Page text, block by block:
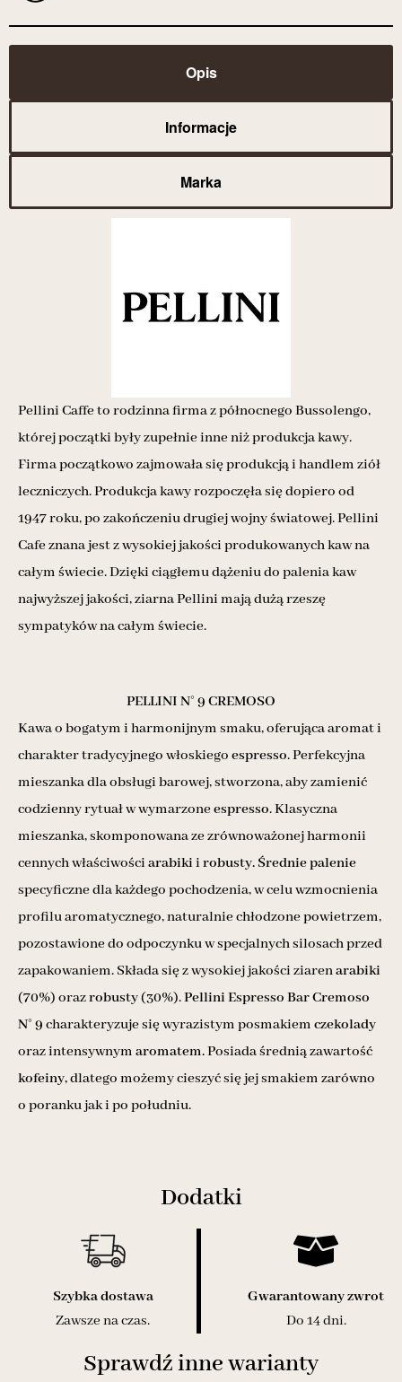
Opis
Informacje
Marka
Pellini Caffe to rodzinna firma z północnego Bussolengo,
której początki były zupełnie inne niż produkcja kawy.
Firma początkowo zajmowała się produkcją i handlem ziół
leczniczych. Produkcja kawy rozpoczęła się dopiero od
1947 roku, po zakończeniu drugiej wojny światowej. Pellini
Cafe znana jest z wysokiej jakości produkowanych kaw na
całym świecie. Dzięki ciągłemu dążeniu do palenia kaw
najwyższej jakości, ziarna Pellini mają dużą rzeszę
sympatyków na całym świecie.
PELLINI N° 9 CREMOSO
Kawa o bogatym i harmonijnym smaku, oferująca aromat i
charakter tradycyjnego włoskiego espresso. Perfekcyjna
mieszanka dla obsługi barowej, stworzona, aby zamienić
codzienny rytuał w wymarzoneespresso. Klasyczna
mieszanka, skomponowana ze zrównoważonej harmonii
cennych właściwościarabikiirobusty. Średnie palenie
specyficzne dla każdego pochodzenia, w celu wzmocnienia
profilu aromatycznego, naturalnie chłodzone powietrzem,
pozostawione do odpoczynku w specjalnych silosach przed
zapakowaniem. Składa się z wysokiej jakości ziarenarabiki
(70%) orazrobusty(30%).Pellini Espresso Bar Cremoso
N° 9 charakteryzuje się wyrazistym posmakiem czekolady
oraz intensywnym aromatem.Posiada średnią zawartość
kofeiny,dlatego możemy cieszyć się jej smakiem zarówno
o poranku jak i po południu.
Dodatki
Szybka dostawa
Zawsze na czas.
Gwarantowany zwrot
Do 14 dni.
Sprawdź inne warianty